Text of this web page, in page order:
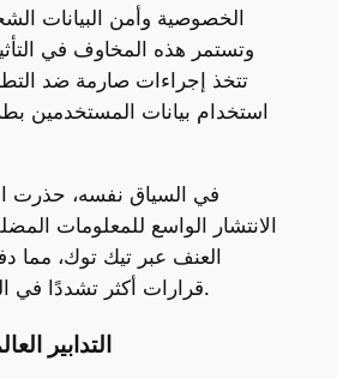
الخصوصية وأمن البيانات
وتستمر هذه المخاوف في
تتخذ إجراءات صارمة ضد
استخدام بيانات المستخدمين
في السياق نفسه، حذرت
الانتشار الواسع للمعلومات
العنف عبر تيك توك، مما
قرارات أكثر تشددًا في التعامل مع التطبيق.
التدابير